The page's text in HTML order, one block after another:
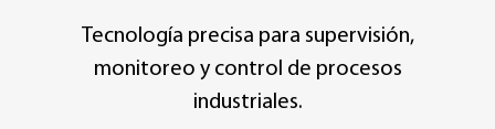
Tecnología precisa para supervisión,
monitoreo y control de procesos
industriales.